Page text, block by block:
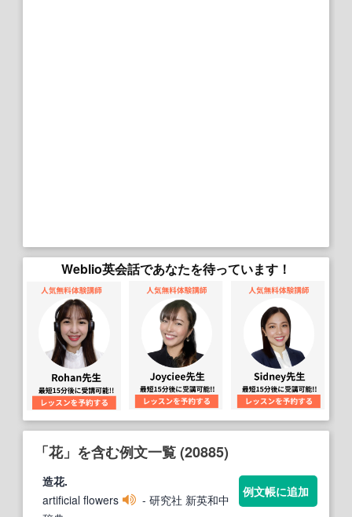
Weblio英会話であなたを待っています！
「花」を含む例文一覧 (20885)
造花.
artificial flowers
- 研究社 新英和中
例文帳に追加